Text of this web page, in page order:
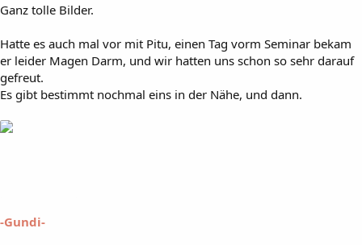
Ganz tolle Bilder.
Hatte es auch mal vor mit Pitu, einen Tag vorm Seminar bekam
er leider Magen Darm, und wir hatten uns schon so sehr darauf
gefreut.
Es gibt bestimmt nochmal eins in der Nähe, und dann.
-Gundi-